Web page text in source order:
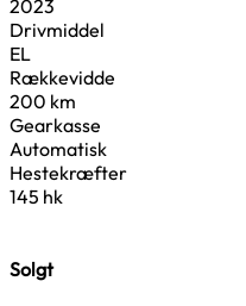
2023
Drivmiddel
EL
Rækkevidde
200 km
Gearkasse
Automatisk
Hestekræfter
145 hk
Solgt